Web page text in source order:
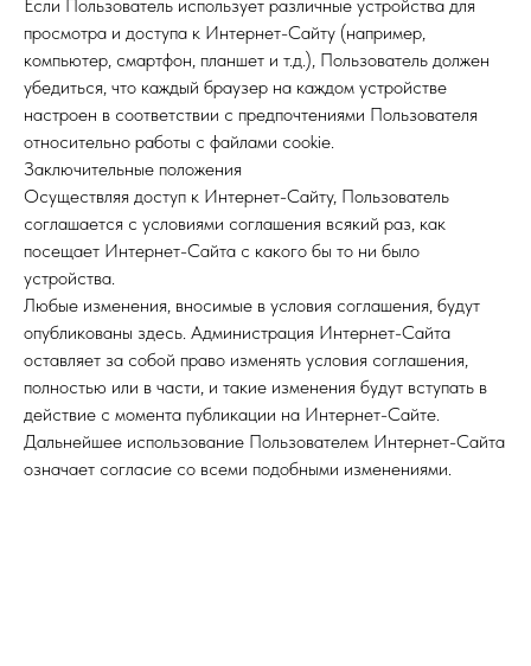
Если Пользователь использует различные устройства для
просмотра и доступа к Интернет-Сайту (например,
компьютер, смартфон, планшет и т.д.), Пользователь должен
убедиться, что каждый браузер на каждом устройстве
настроен в соответствии с предпочтениями Пользователя
относительно работы с файлами cookie.
Заключительные положения
Осуществляя доступ к Интернет-Сайту, Пользователь
соглашается с условиями соглашения всякий раз, как
посещает Интернет-Сайта с какого бы то ни было
устройства.
Любые изменения, вносимые в условия соглашения, будут
опубликованы здесь. Администрация Интернет-Сайта
оставляет за собой право изменять условия соглашения,
полностью или в части, и такие изменения будут вступать в
действие с момента публикации на Интернет-Сайте.
Дальнейшее использование Пользователем Интернет-Сайта
означает согласие со всеми подобными изменениями.